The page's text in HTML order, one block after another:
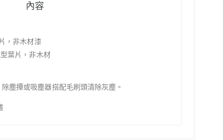
內容
，非木材漆
葉片，非木材
塵撢或吸塵器搭配毛刷頭清除灰塵。